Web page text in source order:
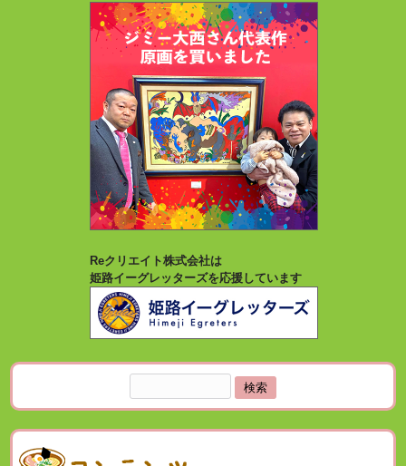
Reクリエイト株式会社は
姫路イーグレッターズを応援しています
索: